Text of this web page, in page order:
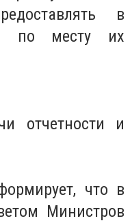
в
по месту их
отчетности и
что в
Министров